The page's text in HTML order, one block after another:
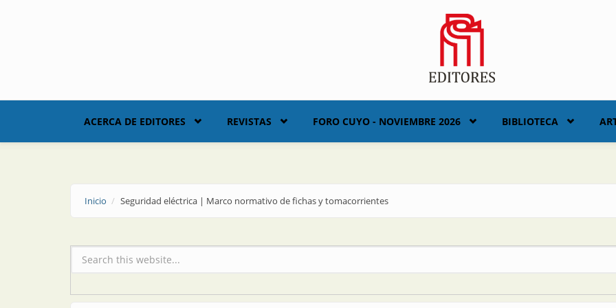
ACERCA DE EDITORES REVISTAS FORO CUYO - NOVIEMBRE 2026 BIBLIOTECA
Inicio Seguridad eléctrica | Marco normativo de fichas y tomacorrientes
Formulario de búsqueda